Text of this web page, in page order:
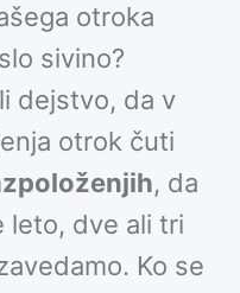
otroka
sivino?
dejstvo, da v
otrok čuti
, da
leto, dve ali tri
Ko se